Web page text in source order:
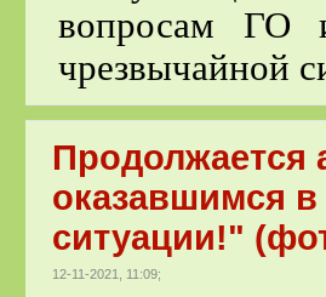
вопросам ГО
чрезвычайной
оказавшимся
ситуации!"
12-11-2021, 11:09;